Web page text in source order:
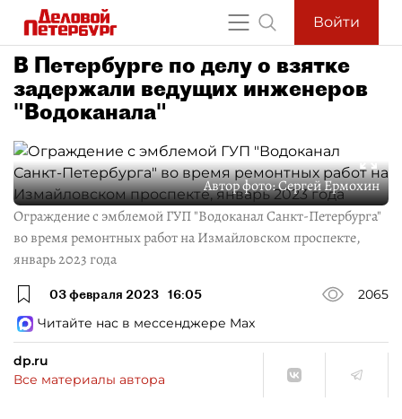
Войти
В Петербурге по делу о взятке
задержали ведущих инженеров
"Водоканала"
Автор фото:Сергей Ермохин
Ограждение с эмблемой ГУП "Водоканал Санкт-Петербурга"
во время ремонтных работ на Измайловском проспекте,
январь 2023 года
03 февраля 2023 16:05
2065
Читайте нас в мессенджере Max
dp.ru
Все материалы автора